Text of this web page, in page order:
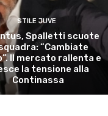
STILE JUVE
Spalletti scuote
“Cambiate
Il mercato rallenta e
la tensione alla
Continassa